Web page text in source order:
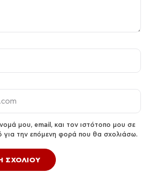
μου, email, και τον ιστότοπο μου σε
για την επόμενη φορά που θα σχολιάσω.